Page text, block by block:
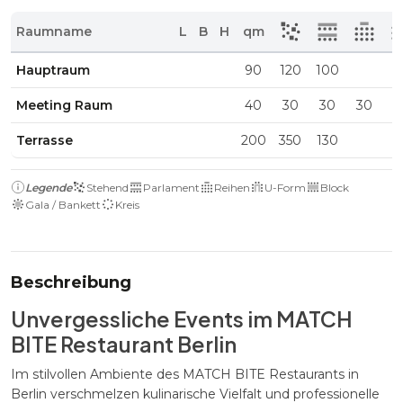
Raumname L B H qm
Hauptraum 90 120 100
Meeting Raum 40 30 30 30
Terrasse 200 350 130
Legende Stehend Parlament Reihen U-Form
Block
Gala / Bankett
Kreis
Beschreibung
Unvergessliche Events im MATCH
BITE Restaurant Berlin
Im stilvollen Ambiente des MATCH BITE Restaurants in
Berlin verschmelzen kulinarische Vielfalt und professionelle